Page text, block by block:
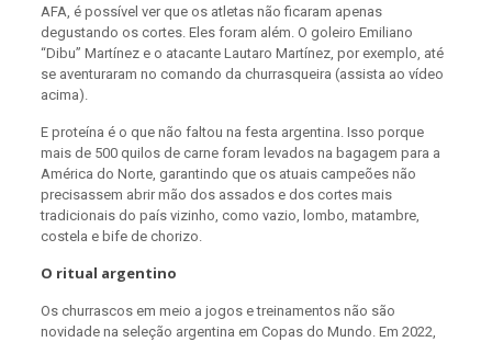
AFA, é possível ver que os atletas não ficaram apenas
degustando os cortes. Eles foram além. O goleiro Emiliano
“Dibu” Martínez e o atacante Lautaro Martínez, por exemplo, até
se aventuraram no comando da churrasqueira (assista ao vídeo
acima).
E proteína é o que não faltou na festa argentina. Isso porque
mais de 500 quilos de carne foram levados na bagagem para a
América do Norte, garantindo que os atuais campeões não
precisassem abrir mão dos assados e dos cortes mais
tradicionais do país vizinho, como vazio, lombo, matambre,
costela e bife de chorizo.
O ritual argentino
Os churrascos em meio a jogos e treinamentos não são
novidade na seleção argentina em Copas do Mundo. Em 2022,